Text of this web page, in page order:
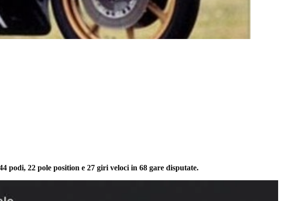
podi, 22 pole position e 27 giri veloci in 68 gare disputate.